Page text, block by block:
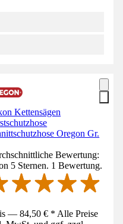
Kettensägen
Oregon Gr.
Bewertung:
5 Sternen. 1 Bewertung.
— 84,50 € * Alle Preise